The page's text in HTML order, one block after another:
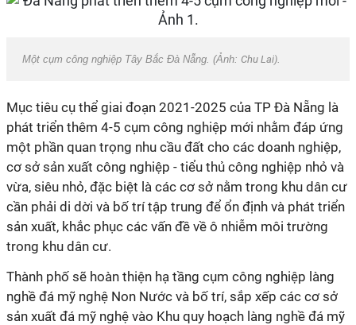
Một cụm công nghiệp Tây Bắc Đà Nẵng. (Ảnh: Chu Lai).
Mục tiêu cụ thể giai đoạn 2021-2025 của TP Đà Nẵng là
phát triển thêm 4-5 cụm công nghiệp mới nhằm đáp ứng
một phần quan trọng nhu cầu đất cho các doanh nghiệp,
cơ sở sản xuất công nghiệp - tiểu thủ công nghiệp nhỏ và
vừa, siêu nhỏ, đặc biệt là các cơ sở nằm trong khu dân cư
cần phải di dời và bố trí tập trung để ổn định và phát triển
sản xuất, khắc phục các vấn đề về ô nhiễm môi trường
trong khu dân cư.
Thành phố sẽ hoàn thiện hạ tầng cụm công nghiệp làng
nghề đá mỹ nghệ Non Nước và bố trí, sắp xếp các cơ sở
sản xuất đá mỹ nghệ vào Khu quy hoạch làng nghề đá mỹ